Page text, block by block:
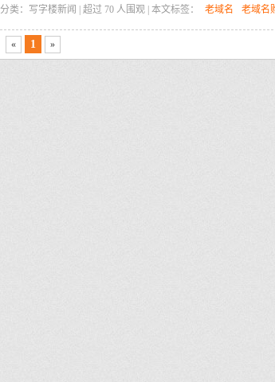
分类：写字楼新闻 | 超过 70 人围观 | 本文标签： 老域名 老域名
收录域名
外链域名
« 1 »